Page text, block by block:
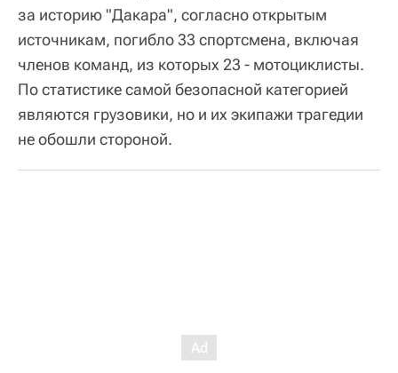
за историю "Дакара", согласно открытым
источникам, погибло 33 спортсмена, включая
членов команд, из которых 23 - мотоциклисты.
По статистике самой безопасной категорией
являются грузовики, но и их экипажи трагедии
не обошли стороной.